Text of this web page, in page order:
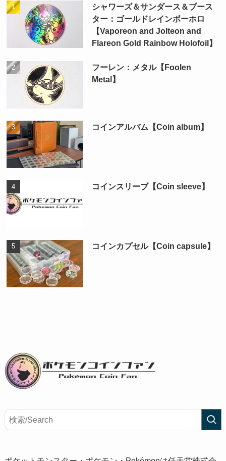
シャワーズ＆サンダース＆ブース
ター：ゴールドレインボーホロ
【Vaporeon and Jolteon and
Flareon Gold Rainbow Holofoil】
フーレン：メタル【Foolen
Metal】
コインアルバム【Coin album】
コインスリーブ【Coin sleeve】
コインカプセル【Coin capsule】